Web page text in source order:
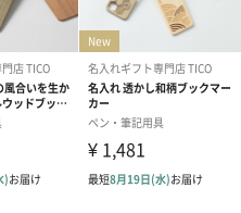
料インク
ンク